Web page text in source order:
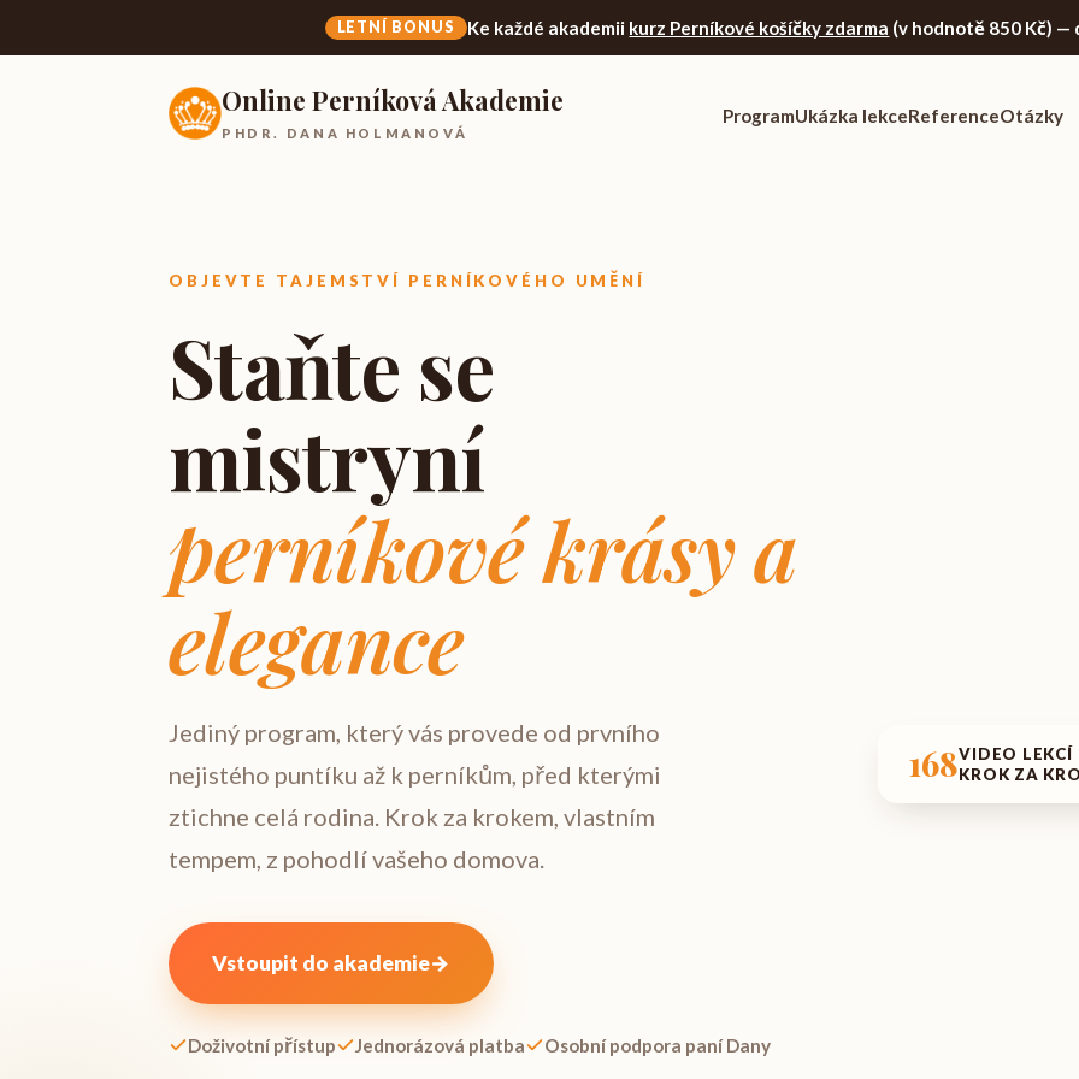
Online Perníková Akademie
PHDR. DANA HOLMANOVÁ
ProgramUkázka lekceReferenceOtázky
LETNÍ BONUS Ke každé akademii kurz Perníkové košíčky zdarma (v hodnotě 850 Kč) —
OBJEVTE TAJEMSTVÍ PERNÍKOVÉHO UMĚNÍ
Staňte se
mistryní
perníkové krásy a
elegance
Jediný program, který vás provede od prvního
nejistého puntíku až k perníkům, před kterými
ztichne celá rodina. Krok za krokem, vlastním
tempem, z pohodlí vašeho domova.
Vstoupit do akademie→
Doživotní přístup Jednorázová platba Osobní podpora paní Dany
168VIDEO LEKCÍ
KROK ZA